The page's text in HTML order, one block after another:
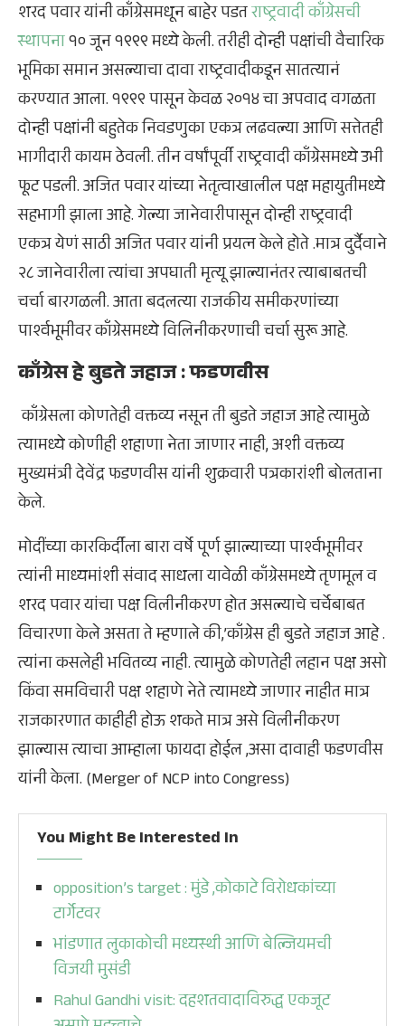
शरद पवार यांनी काँग्रेसमधून बाहेर पडतराष्ट्रवादी काँग्रेसची
स्थापना१० जून १९९९ मध्ये केली. तरीही दोन्ही पक्षांची वैचारिक
भूमिका समान असल्याचा दावा राष्ट्रवादीकडून सातत्यानं
करण्यात आला. १९९९ पासून केवळ २०१४ चा अपवाद वगळता
दोन्ही पक्षांनी बहुतेक निवडणुका एकत्र लढवल्या आणि सत्तेतही
भागीदारी कायम ठेवली. तीन वर्षांपूर्वी राष्ट्रवादी काँग्रेसमध्ये उभी
फूट पडली. अजित पवार यांच्या नेतृत्वाखालील पक्ष महायुतीमध्ये
सहभागी झाला आहे. गेल्या जानेवारीपासून दोन्ही राष्ट्रवादी
एकत्र येणं साठी अजित पवार यांनी प्रयत्न केले होते .मात्र दुर्दैवाने
२८ जानेवारीला त्यांचा अपघाती मृत्यू झाल्यानंतर त्याबाबतची
चर्चा बारगळली. आता बदलत्या राजकीय समीकरणांच्या
पार्श्वभूमीवर काँग्रेसमध्ये विलिनीकरणाची चर्चा सुरू आहे.
काँग्रेस हे बुडते जहाज : फडणवीस
काँग्रेसला कोणतेही वक्तव्य नसून ती बुडते जहाज आहे त्यामुळे
त्यामध्ये कोणीही शहाणा नेता जाणार नाही, अशी वक्तव्य
मुख्यमंत्री देवेंद्र फडणवीस यांनी शुक्रवारी पत्रकारांशी बोलताना
केले.
मोदींच्या कारकिर्दीला बारा वर्षे पूर्ण झाल्याच्या पार्श्वभूमीवर
त्यांनी माध्यमांशी संवाद साधला यावेळी काँग्रेसमध्ये तृणमूल व
शरद पवार यांचा पक्ष विलीनीकरण होत असल्याचे चर्चेबाबत
विचारणा केले असता ते म्हणाले की,’काँग्रेस ही बुडते जहाज आहे .
त्यांना कसलेही भवितव्य नाही. त्यामुळे कोणतेही लहान पक्ष असो
किंवा समविचारी पक्ष शहाणे नेते त्यामध्ये जाणार नाहीत मात्र
राजकारणात काहीही होऊ शकते मात्र असे विलीनीकरण
झाल्यास त्याचा आम्हाला फायदा होईल ,असा दावाही फडणवीस
यांनी केला. (Merger of NCP into Congress)
You Might Be Interested In
opposition’s target : मुंडे ,कोकाटे विरोधकांच्या
टार्गेटवर
भांडणात लुकाकोची मध्यस्थी आणि बेल्जियमची
विजयी मुसंडी
Rahul Gandhi visit: दहशतवादाविरुद्ध एकजूट